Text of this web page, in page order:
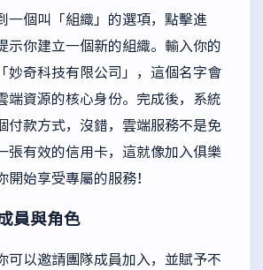
一個叫「組織」的選項，點擊進
示你建立一個新的組織。輸入你的
妙奇科技有限公司」，這個名字會
端資源的核心身份。完成後，系統
付款方式，沒錯，雲端服務不是免
張有效的信用卡，這就像加入俱樂
開始享受專屬的服務！
員與角色
可以邀請團隊成員加入，並賦予不